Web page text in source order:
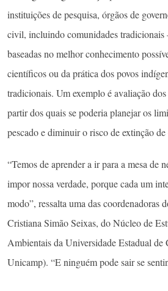
instituições de pesquisa, órgãos de
civil, incluindo comunidades tradicionais
baseadas no melhor conhecimento
científicos ou da prática dos povos
tradicionais. Um exemplo é avaliação
partir dos quais se poderia planejar os
pescado e diminuir o risco de extinção de
“Temos de aprender a ir para a mesa de
impor nossa verdade, porque cada um
modo”, ressalta uma das coordenadoras
Cristiana Simão Seixas, do Núcleo de
Ambientais da Universidade Estadual de
Unicamp). “E ninguém pode sair se